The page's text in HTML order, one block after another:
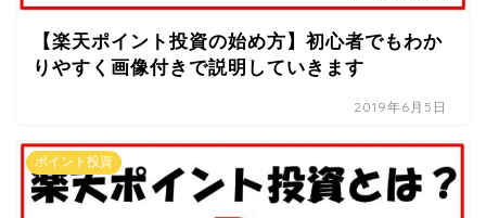
【楽天ポイント投資の始め方】初心者でもわか
りやすく画像付きで説明していきます
2019年6月5日
ポイント投資